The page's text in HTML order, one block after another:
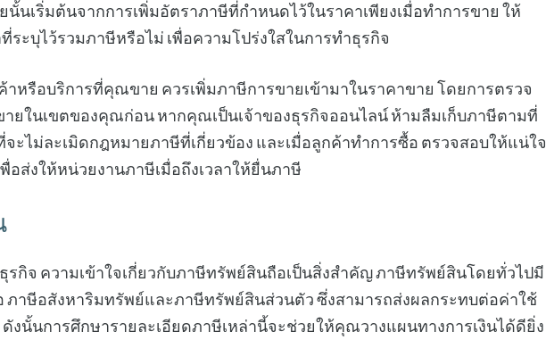
นั้นเริ่มต้นจากการเพิ่มอัตราภาษีที่กำหนดไว้ในราคาเพียงเมื่อทำการขาย ให้
ระบุไว้รวมภาษีหรือไม่ เพื่อความโปร่งใสในการทำธุรกิจ
หรือบริการที่คุณขาย ควรเพิ่มภาษีการขายเข้ามาในราคาขาย โดยการตรวจ
ยในเขตของคุณก่อน หากคุณเป็นเจ้าของธุรกิจออนไลน์ ห้ามลืมเก็บภาษีตามที่
ะไม่ละเมิดกฎหมายภาษีที่เกี่ยวข้อง และเมื่อลูกค้าทำการซื้อ ตรวจสอบให้แน่ใจ
ส่งให้หน่วยงานภาษีเมื่อถึงเวลาให้ยื่นภาษี
รกิจ ความเข้าใจเกี่ยวกับภาษีทรัพย์สินถือเป็นสิ่งสำคัญ ภาษีทรัพย์สินโดยทั่วไปมี
ภาษีอสังหาริมทรัพย์และภาษีทรัพย์สินส่วนตัว ซึ่งสามารถส่งผลกระทบต่อค่าใช้
งนั้นการศึกษารายละเอียดภาษีเหล่านี้จะช่วยให้คุณวางแผนทางการเงินได้ดียิ่ง